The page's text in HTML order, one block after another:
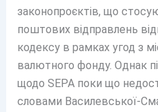
законопроєктів, що
поштових відправлень
кодексу в рамках угод з
валютного фонду. Однак
щодо SEPA поки що
словами Василевської-